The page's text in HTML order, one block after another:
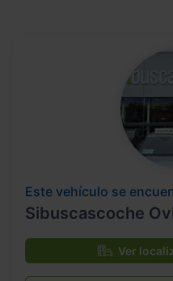
Este vehículo se
Sibuscascoche
Ver